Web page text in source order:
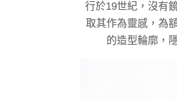
行於19世紀，沒有
取其作為靈感，為
的造型輪廓，